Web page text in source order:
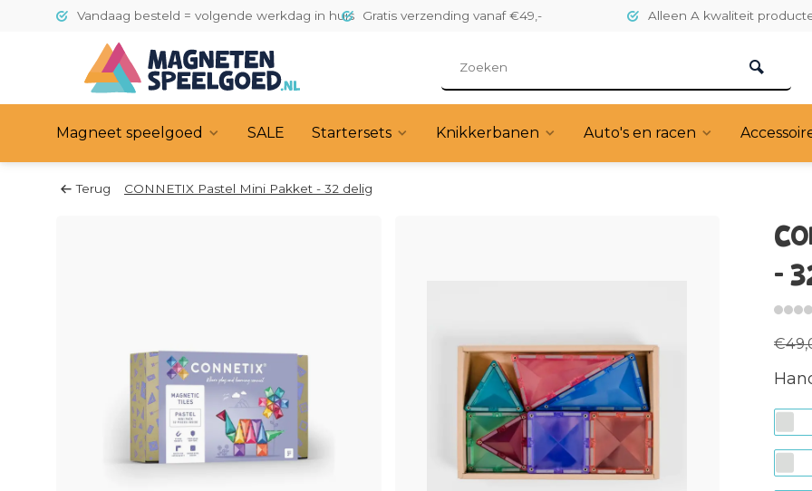
Vandaag besteld = volgende werkdag in huis Gratis verzending vanaf €49,- Alleen A kwaliteit
Magneet speelgoed SALE Startersets Knikkerbanen Auto's en racen
Terug CONNETIX Pastel Mini Pakket - 32 delig
-